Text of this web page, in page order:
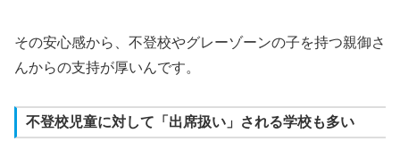
その安心感から、不登校やグレーゾーンの子を持つ親御さ
んからの支持が厚いんです。
不登校児童に対して「出席扱い」される学校も多い